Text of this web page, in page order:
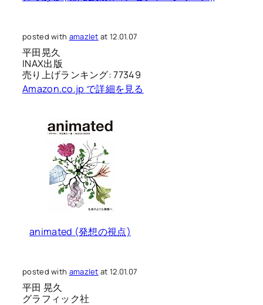
posted with amazlet at 12.01.07
平田晃久
INAX出版
売り上げランキング: 77349
Amazon.co.jp で詳細を見る
animated (発想の視点)
posted with amazlet at 12.01.07
平田 晃久
グラフィック社